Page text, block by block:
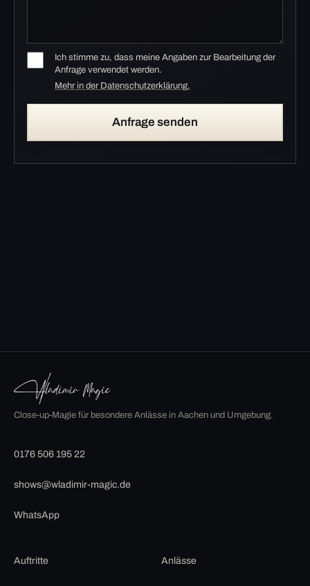
Ich stimme zu, dass meine Angaben zur Bearbeitung der
Anfrage verwendet werden.
Mehr in der Datenschutzerklärung.
Anfrage senden
Close-up-Magie für besondere Anlässe in Aachen und Umgebung.
0176 506 195 22
shows@wladimir-magic.de
WhatsApp
Auftritte Anlässe